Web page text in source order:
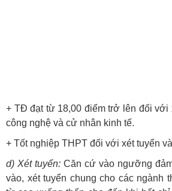
+ TĐ đạt từ 18,00 điểm trở lên đối với
công nghệ và cử nhân kinh tế.
+ Tốt nghiệp THPT đối với xét tuyển
d) Xét tuyển: Căn cứ vào ngưỡng
vào, xét tuyển chung cho các ngành